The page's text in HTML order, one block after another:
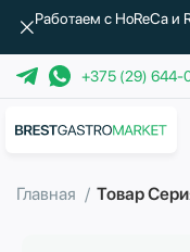
+375 (29) 644-
Главная Товар
Работаем с HoReCa и